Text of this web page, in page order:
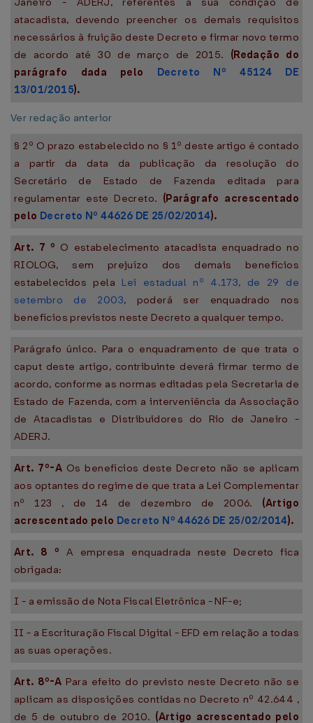
atacadista, devendo preencher os demais requisitos
necessários à fruição deste Decreto e firmar novo termo
de acordo até 30 de março de 2015. (Redação do
parágrafo dada pelo Decreto Nº 45124 DE
13/01/2015).
Ver redação anterior
§ 2º O prazo estabelecido no § 1º deste artigo é contado
a partir da data da publicação da resolução do
Secretário de Estado de Fazenda editada para
regulamentar este Decreto. (Parágrafo acrescentado
pelo Decreto Nº 44626 DE 25/02/2014).
Art. 7 º O estabelecimento atacadista enquadrado no
RIOLOG, sem prejuízo dos demais benefícios
estabelecidos pela Lei estadual nº 4.173, de 29 de
setembro de 2003, poderá ser enquadrado nos
benefícios previstos neste Decreto a qualquer tempo.
Parágrafo único. Para o enquadramento de que trata o
caput deste artigo, contribuinte deverá firmar termo de
acordo, conforme as normas editadas pela Secretaria de
Estado de Fazenda, com a interveniência da Associação
de Atacadistas e Distribuidores do Rio de Janeiro -
ADERJ.
Art. 7º-A Os benefícios deste Decreto não se aplicam
aos optantes do regime de que trata a Lei Complementar
nº 123 , de 14 de dezembro de 2006. (Artigo
acrescentado pelo Decreto Nº 44626 DE 25/02/2014).
Art. 8 º A empresa enquadrada neste Decreto fica
obrigada:
I - a emissão de Nota Fiscal Eletrônica - NF-e;
II - a Escrituração Fiscal Digital - EFD em relação a todas
as suas operações.
Art. 8º-A Para efeito do previsto neste Decreto não se
aplicam as disposições contidas no Decreto nº 42.644 ,
de 5 de outubro de 2010. (Artigo acrescentado pelo